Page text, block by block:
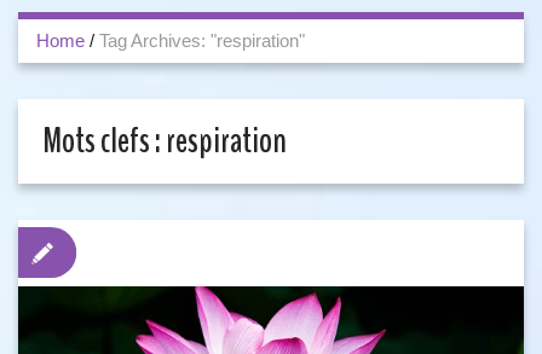
Home / Tag Archives: "respiration"
Mots clefs :respiration